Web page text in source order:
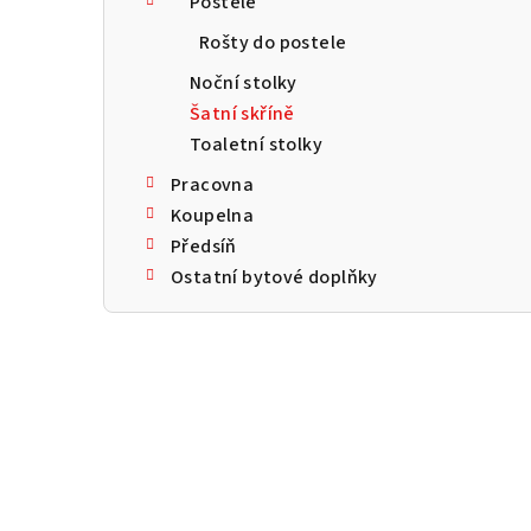
Rošty do postele
Noční stolky
Šatní skříně
Toaletní stolky
Pracovna
Koupelna
Předsíň
Ostatní bytové doplňky